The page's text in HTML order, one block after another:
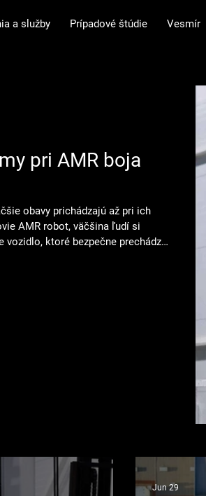
a služby Prípadové štúdie Vesmír
pri AMR boja
obavy prichádzajú až pri ich
AMR robot, väčšina ľudí si
vozidlo, ktoré bezpečne prechádza
Jun 29